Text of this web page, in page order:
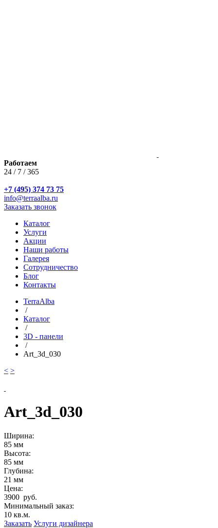
Работаем
24 / 7 / 365
+7 (495) 374 73 75
info@terraalba.ru
Заказать звонок
Каталог
Услуги
Акции
Наши работы
Галерея
Сотрудничество
Блог
Контакты
TerraAlba
/
Каталог
/
3D - панели
/
Art_3d_030
< >
Art_3d_030
Ширина:
85 мм
Высота:
85 мм
Глубина:
21 мм
Цена:
3900 руб.
Минимальный заказ:
10 кв.м.
Заказать Услуги дизайнера